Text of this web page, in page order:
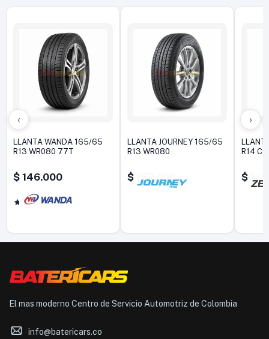
‹
LLANTA WANDA 165/65
R13 WR080 77T
$ 146.000
5,0
LLANTA JOURNEY 165/65
R13 WR080
$ 152.000
R14
$
›
El mas moderno Centro de Servicio Automotriz de Colombia
info@batericars.co